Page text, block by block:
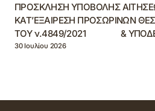
ΠΡΟΣΚΛΗΣΗ ΥΠΟΒΟΛΗΣ
ΚΑΤ’ΕΞΑΙΡΕΣΗ ΠΡΟΣΩΡΙΝΩΝ
ΤΟΥ ν.4849/2021 &
30 Ιουλίου 2026